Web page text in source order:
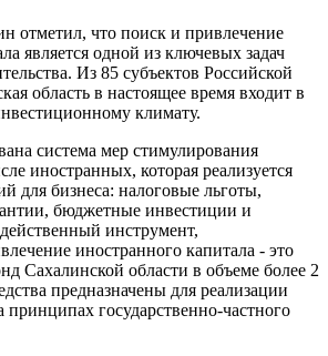
отметил, что поиск и привлечение
является одной из ключевых задач
Из 85 субъектов Российской
область в настоящее время входит в
климату.
система мер стимулирования
иностранных, которая реализуется
для бизнеса: налоговые льготы,
бюджетные инвестиции и
инструмент,
иностранного капитала - это
Сахалинской области в объеме более 2
предназначены для реализации
государственно-частного